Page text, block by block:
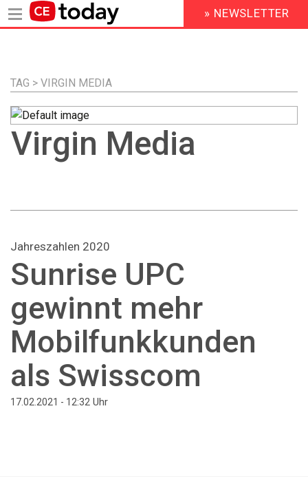
Inhalt
HEADER
MENU
» NEWSLETTER
TAG > VIRGIN MEDIA
Virgin Media
Jahreszahlen 2020
Sunrise UPC
gewinnt mehr
Mobilfunkkunden
als Swisscom
17.02.2021 - 12:32 Uhr